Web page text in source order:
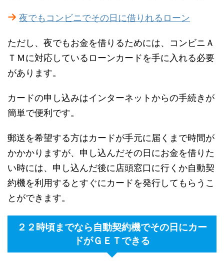
夜でもコンビニでその日に借りれるローン
ただし、夜でもお金を借りるためには、コンビニＡ
ＴＭに対応しているローンカードを手に入れる必要
があります。
カードの申し込みはインターネットからの手続きが
簡単で便利です。
郵送を希望する方はカードが手元に届くまで時間が
かかかりますが、申し込んだその日にお金を借りた
い時には、申し込んだ後に店頭窓口に行くか自動契
約機を利用するとすぐにカードを発行してもらうこ
とができます。
２２時頃までなら自動契約機でその日にカー
ドがＧＥＴできる